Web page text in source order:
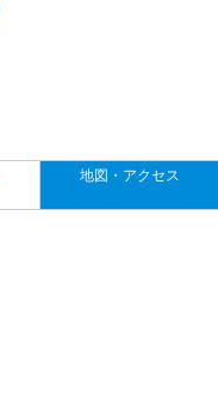
地図・アクセス